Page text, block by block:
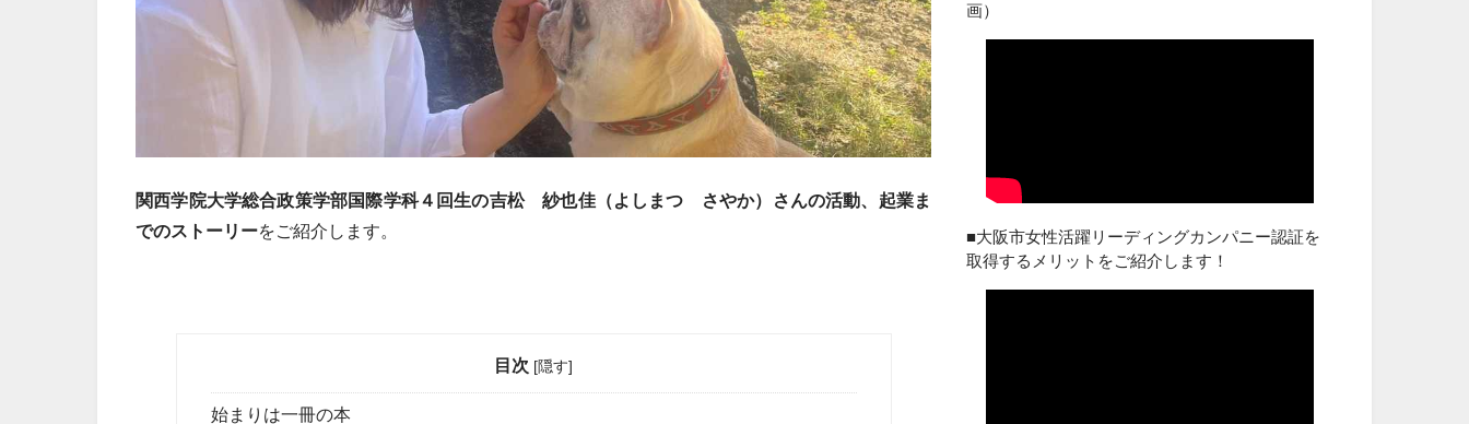
関西学院大学総合政策学部国際学科４回生の吉松 紗也佳（よしまつ さやか）さんの活動、起業ま
でのストーリーをご紹介します。
目次 [隠す]
始まりは一冊の本
画）
■大阪市女性活躍リーディングカンパニー認証を
取得するメリットをご紹介します！